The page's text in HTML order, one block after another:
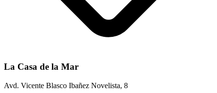
La Casa de la Mar
Avd. Vicente Blasco Ibañez Novelista, 8